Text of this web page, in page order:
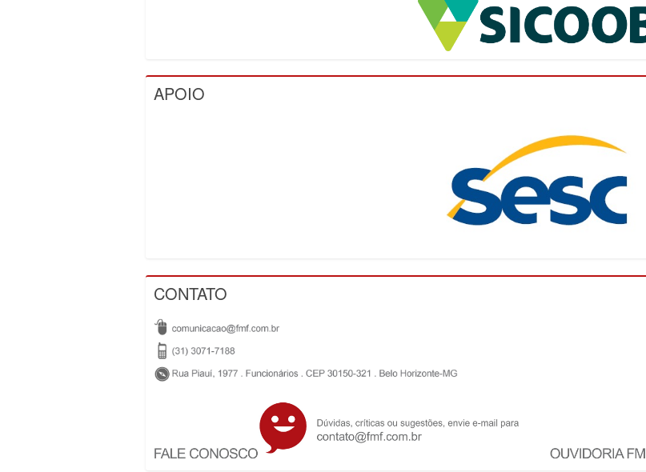
APOIO
CONTATO